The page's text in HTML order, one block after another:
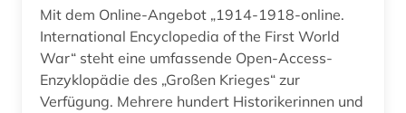
begriffsgeschichte &amp;lt;fach&amp;gt; (1)
begräbnis (1)
behinderung (2)
Mit dem Online-Angebot „1914-1918-online.
International Encyclopedia of the First World
War“ steht eine umfassende Open-Access-
Enzyklopädie des „Großen Krieges“ zur
Verfügung. Mehrere hundert Historikerinnen und